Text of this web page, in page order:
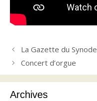
La Gazette du Synode
Concert d’orgue
Archives